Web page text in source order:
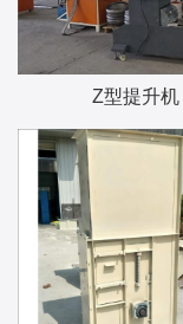
Z型提升机